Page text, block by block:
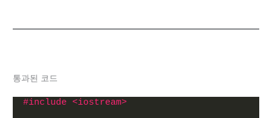
통과된 코드
#include <iostream>